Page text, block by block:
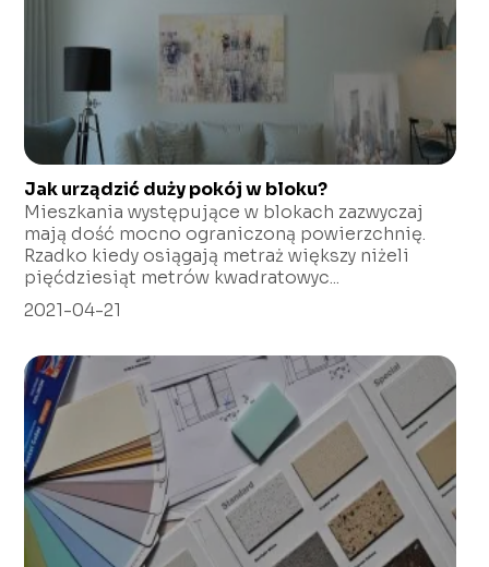
Jak urządzić duży pokój w bloku?
Mieszkania występujące w blokach zazwyczaj
mają dość mocno ograniczoną powierzchnię.
Rzadko kiedy osiągają metraż większy niżeli
pięćdziesiąt metrów kwadratowyc...
2021-04-21